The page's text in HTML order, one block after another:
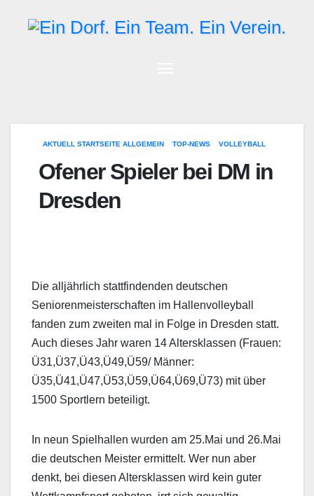
AKTUELL STARTSEITE ALLGEMEIN TOP-NEWS VOLLEYBALL
Ofener Spieler bei DM in
Dresden
Die alljährlich stattfindenden deutschen
Seniorenmeisterschaften im Hallenvolleyball
fanden zum zweiten mal in Folge in Dresden statt.
Auch dieses Jahr waren 14 Altersklassen (Frauen:
Ü31,Ü37,Ü43,Ü49,Ü59/ Männer:
Ü35,Ü41,Ü47,Ü53,Ü59,Ü64,Ü69,Ü73) mit über
1500 Sportlern beteiligt.
In neun Spielhallen wurden am 25.Mai und 26.Mai
die deutschen Meister ermittelt. Wer nun aber
denkt, bei diesen Altersklassen wird kein guter